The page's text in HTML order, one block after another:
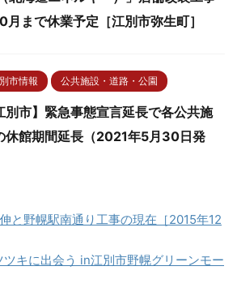
月まで休業予定［江別市弥生町］
市情報 公共施設・道路・公園
別市】緊急事態宣言延長で各公共施
休館期間延長（2021年5月30日発
と野幌駅南通り工事の現在［2015年12
キに出会う in江別市野幌グリーンモー